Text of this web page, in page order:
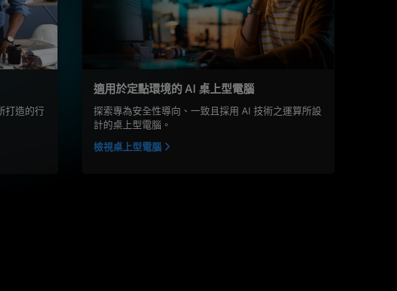
打造的行
適用於定點環境的 AI 桌上型電腦
探索專為安全性導向、一致且採用 AI 技術之運算所設
計的桌上型電腦。
檢視桌上型電腦